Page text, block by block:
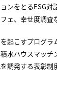
ンをとるESG対
ェ、幸せ度調査
起こすプログラ
水ハウスマッチ
誘発する表彰制